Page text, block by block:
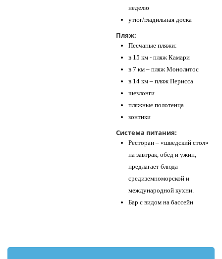
неделю
утюг/гладильная доска
Пляж:
Песчаные пляжи:
в 15 км - пляж Камари
в 7 км – пляж Монолитос
в 14 км – пляж Перисса
шезлонги
пляжные полотенца
зонтики
Система питания:
Ресторан – «шведский стол»
на завтрак, обед и ужин,
предлагает блюда
средиземноморской и
международной кухни.
Бар с видом на бассейн